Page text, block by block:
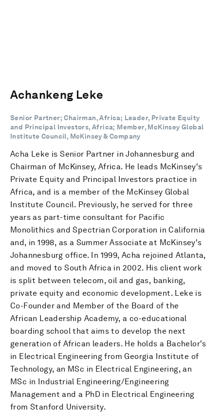
Achankeng Leke
Senior Partner; Chairman, Africa; Leader, Private Equity
and Principal Investors, Africa; Member, McKinsey Global
Institute Council, McKinsey & Company
Acha Leke is Senior Partner in Johannesburg and
Chairman of McKinsey, Africa. He leads McKinsey's
Private Equity and Principal Investors practice in
Africa, and is a member of the McKinsey Global
Institute Council. Previously, he served for three
years as part-time consultant for Pacific
Monolithics and Spectrian Corporation in California
and, in 1998, as a Summer Associate at McKinsey's
Johannesburg office. In 1999, Acha rejoined Atlanta,
and moved to South Africa in 2002. His client work
is split between telecom, oil and gas, banking,
private equity and economic development. Leke is
Co-Founder and Member of the Board of the
African Leadership Academy, a co-educational
boarding school that aims to develop the next
generation of African leaders. He holds a Bachelor's
in Electrical Engineering from Georgia Institute of
Technology, an MSc in Electrical Engineering, an
MSc in Industrial Engineering/Engineering
Management and a PhD in Electrical Engineering
from Stanford University.